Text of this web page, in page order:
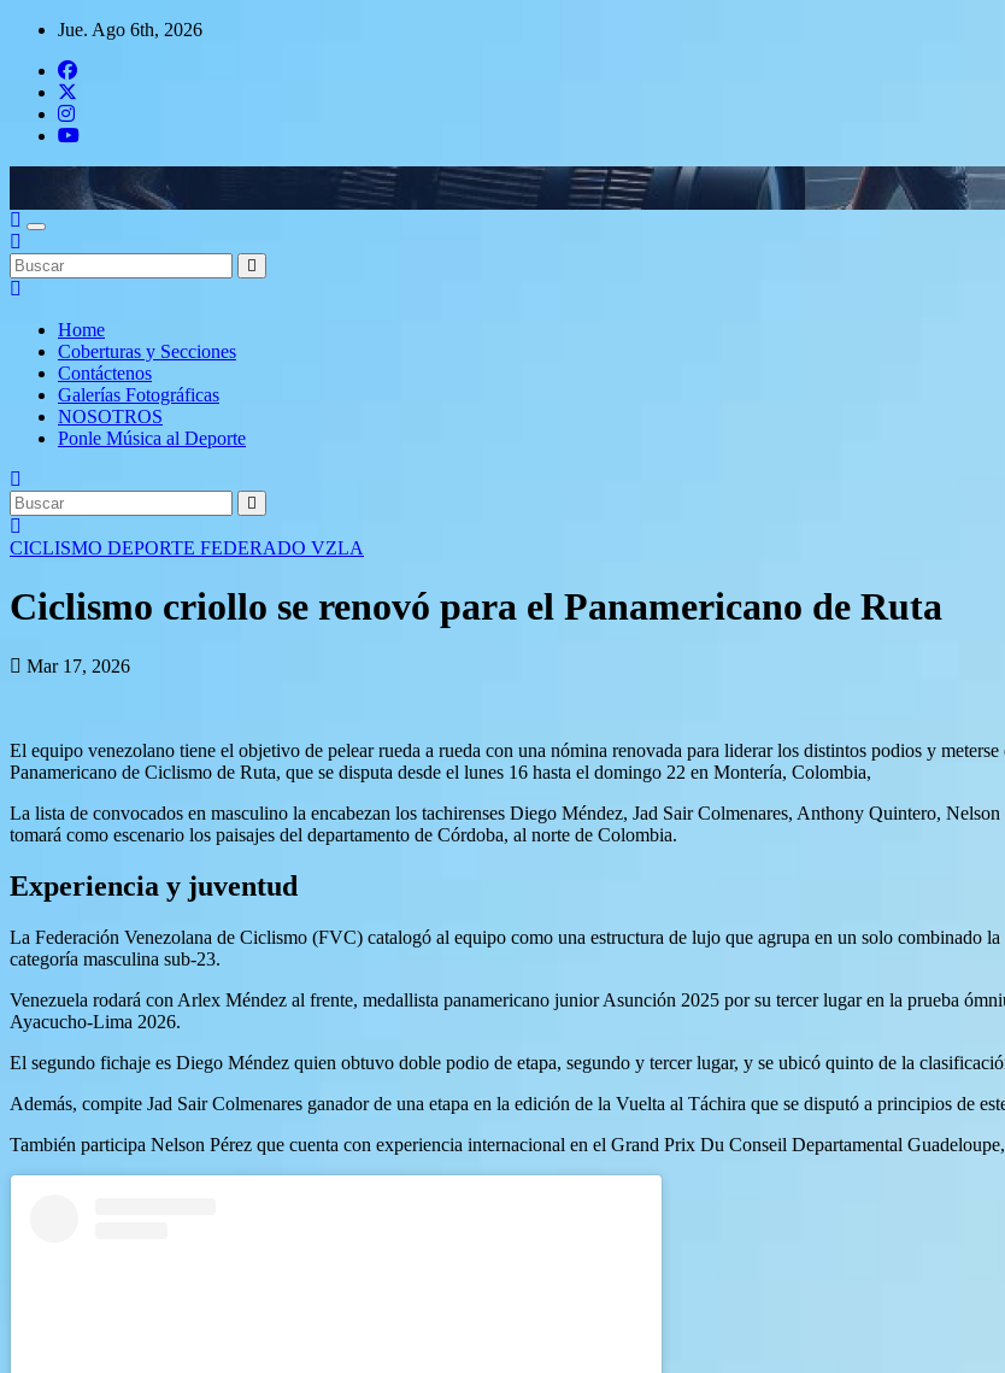
Saltar
contenido
Jue. Ago 6th, 2026
Conéctate con el deporte que te define. Mostramos sus historias.
Home
Coberturas y Secciones
Contáctenos
Galerías Fotográficas
NOSOTROS
Ponle Música al Deporte
CICLISMO DEPORTE FEDERADO VZLA
Ciclismo criollo se renovó para el Panamericano de Ruta
Mar 17, 2026
El equipo venezolano tiene el objetivo de pelear rueda a rueda con una nómina renovada para liderar los distintos podios y
Panamericano de Ciclismo de Ruta, que se disputa desde el lunes 16 hasta el domingo 22 en Montería, Colombia,
La lista de convocados en masculino la encabezan los tachirenses Diego Méndez, Jad Sair Colmenares, Anthony Quintero,
tomará como escenario los paisajes del departamento de Córdoba, al norte de Colombia.
Experiencia y juventud
La Federación Venezolana de Ciclismo (FVC) catalogó al equipo como una estructura de lujo que agrupa en un solo combinado
categoría masculina sub-23.
Venezuela rodará con Arlex Méndez al frente, medallista panamericano junior Asunción 2025 por su tercer lugar en la prueba
Ayacucho-Lima 2026.
El segundo fichaje es Diego Méndez quien obtuvo doble podio de etapa, segundo y tercer lugar, y se ubicó quinto de la
Además, compite Jad Sair Colmenares ganador de una etapa en la edición de la Vuelta al Táchira que se disputó a principios de
También participa Nelson Pérez que cuenta con experiencia internacional en el Grand Prix Du Conseil Departamental